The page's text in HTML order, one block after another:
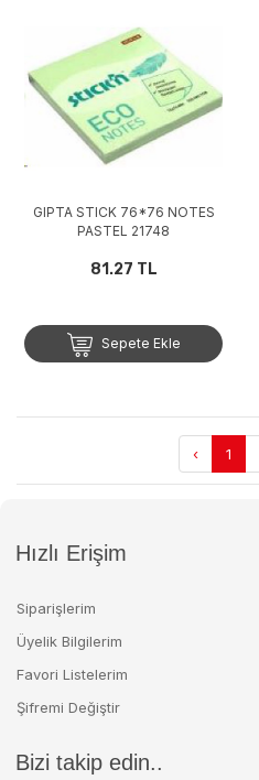
GIPTA STICK 76*76 NOTES
PASTEL 21748
81.27 TL
Sepete Ekle
‹ 1
Hızlı Erişim
Siparişlerim
Üyelik Bilgilerim
Favori Listelerim
Şifremi Değiştir
Bizi takip edin..